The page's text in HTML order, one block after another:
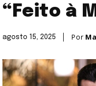
“Feito à
agosto 15, 2025 Por